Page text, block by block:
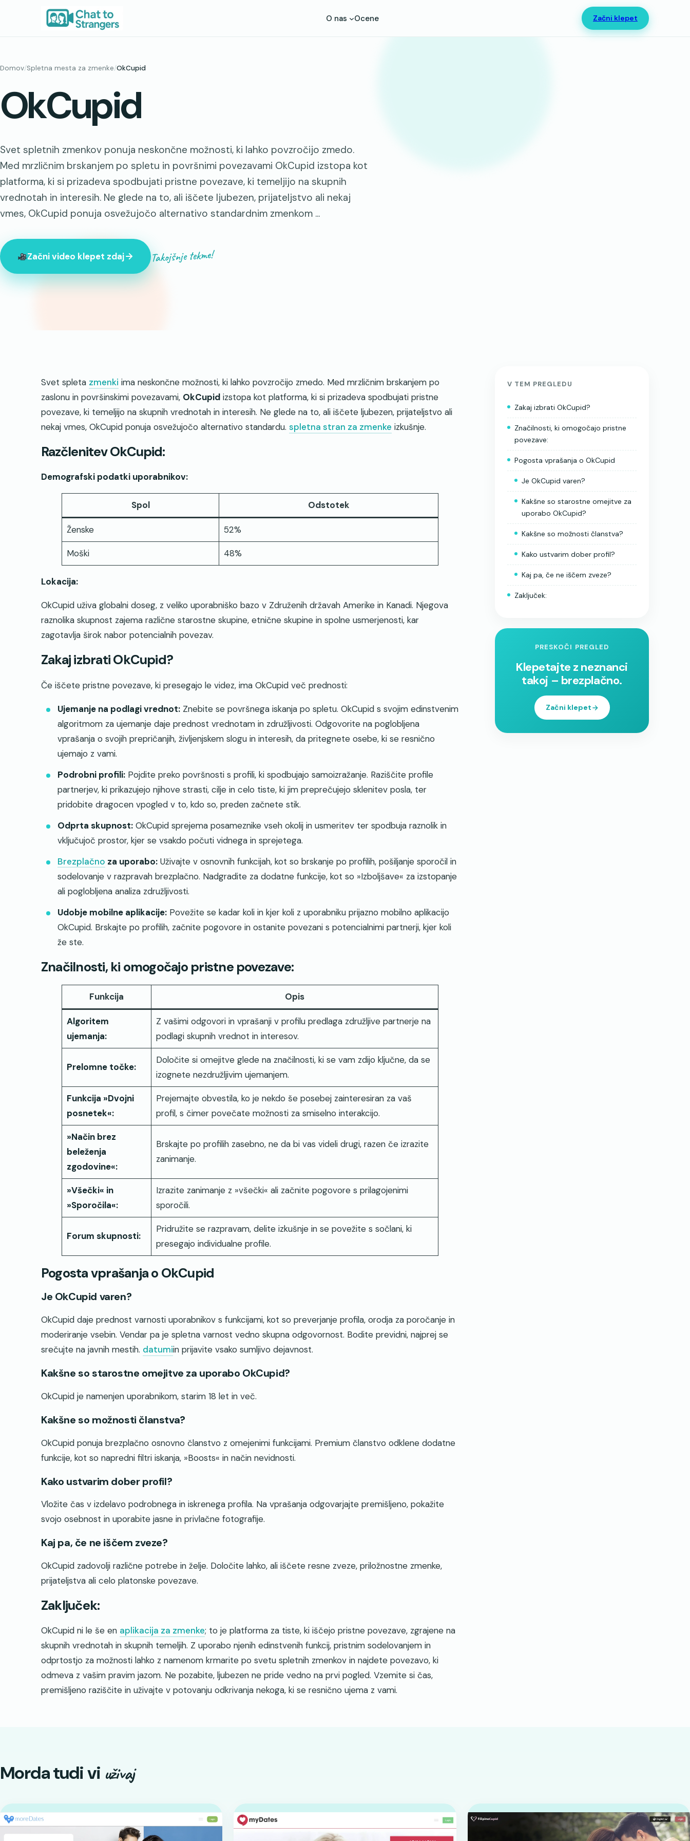
O nas Ocene Začni klepet
Domov/Spletna mesta za zmenke/OkCupid
OkCupid
Svet spletnih zmenkov ponuja neskončne možnosti, ki lahko povzročijo zmedo.
Med mrzličnim brskanjem po spletu in površnimi povezavami OkCupid izstopa kot
platforma, ki si prizadeva spodbujati pristne povezave, ki temeljijo na skupnih
vrednotah in interesih. Ne glede na to, ali iščete ljubezen, prijateljstvo ali nekaj
vmes, OkCupid ponuja osvežujočo alternativo standardnim zmenkom ...
Začni video klepet zdaj Takojšnje tekme!
Trenutno je na spletu 847 neznancev
Svet spleta zmenki ima neskončne možnosti, ki lahko povzročijo zmedo. Med mrzličnim brskanjem po
zaslonu in površinskimi povezavami, OkCupid izstopa kot platforma, ki si prizadeva spodbujati pristne
povezave, ki temeljijo na skupnih vrednotah in interesih. Ne glede na to, ali iščete ljubezen, prijateljstvo ali
nekaj vmes, OkCupid ponuja osvežujočo alternativo standardu. spletna stran za zmenke izkušnje.
Razčlenitev OkCupid:
Demografski podatki uporabnikov:
Spol Odstotek
Ženske 52%
Moški 48%
Lokacija:
OkCupid uživa globalni doseg, z veliko uporabniško bazo v Združenih državah Amerike in Kanadi. Njegova
raznolika skupnost zajema različne starostne skupine, etnične skupine in spolne usmerjenosti, kar
zagotavlja širok nabor potencialnih povezav.
Zakaj izbrati OkCupid?
Če iščete pristne povezave, ki presegajo le videz, ima OkCupid več prednosti:
Ujemanje na podlagi vrednot: Znebite se površnega iskanja po spletu. OkCupid s svojim edinstvenim
algoritmom za ujemanje daje prednost vrednotam in združljivosti. Odgovorite na poglobljena
vprašanja o svojih prepričanjih, življenjskem slogu in interesih, da pritegnete osebe, ki se resnično
ujemajo z vami.
Podrobni profili: Pojdite preko površnosti s profili, ki spodbujajo samoizražanje. Raziščite profile
partnerjev, ki prikazujejo njihove strasti, cilje in celo tiste, ki jim preprečujejo sklenitev posla, ter
pridobite dragocen vpogled v to, kdo so, preden začnete stik.
Odprta skupnost: OkCupid sprejema posameznike vseh okolij in usmeritev ter spodbuja raznolik in
vključujoč prostor, kjer se vsakdo počuti vidnega in sprejetega.
Brezplačno za uporabo: Uživajte v osnovnih funkcijah, kot so brskanje po profilih, pošiljanje sporočil in
sodelovanje v razpravah brezplačno. Nadgradite za dodatne funkcije, kot so »Izboljšave« za izstopanje
ali poglobljena analiza združljivosti.
Udobje mobilne aplikacije: Povežite se kadar koli in kjer koli z uporabniku prijazno mobilno aplikacijo
OkCupid. Brskajte po profilih, začnite pogovore in ostanite povezani s potencialnimi partnerji, kjer koli
že ste.
Značilnosti, ki omogočajo pristne povezave:
Funkcija Opis
Algoritem
ujemanja:
Z vašimi odgovori in vprašanji v profilu predlaga združljive partnerje na
podlagi skupnih vrednot in interesov.
Prelomne točke:
Določite si omejitve glede na značilnosti, ki se vam zdijo ključne, da se
izognete nezdružljivim ujemanjem.
Funkcija »Dvojni
posnetek«:
Prejemajte obvestila, ko je nekdo še posebej zainteresiran za vaš
profil, s čimer povečate možnosti za smiselno interakcijo.
»Način brez
beleženja
zgodovine«:
Brskajte po profilih zasebno, ne da bi vas videli drugi, razen če izrazite
zanimanje.
»Všečki« in
»Sporočila«:
Izrazite zanimanje z »všečki« ali začnite pogovore s prilagojenimi
sporočili.
Forum skupnosti:
Pridružite se razpravam, delite izkušnje in se povežite s sočlani, ki
presegajo individualne profile.
Pogosta vprašanja o OkCupid
Je OkCupid varen?
OkCupid daje prednost varnosti uporabnikov s funkcijami, kot so preverjanje profila, orodja za poročanje in
moderiranje vsebin. Vendar pa je spletna varnost vedno skupna odgovornost. Bodite previdni, najprej se
srečujte na javnih mestih. datumiin prijavite vsako sumljivo dejavnost.
Kakšne so starostne omejitve za uporabo OkCupid?
OkCupid je namenjen uporabnikom, starim 18 let in več.
Kakšne so možnosti članstva?
OkCupid ponuja brezplačno osnovno članstvo z omejenimi funkcijami. Premium članstvo odklene dodatne
funkcije, kot so napredni filtri iskanja, »Boosts« in način nevidnosti.
Kako ustvarim dober profil?
Vložite čas v izdelavo podrobnega in iskrenega profila. Na vprašanja odgovarjajte premišljeno, pokažite
svojo osebnost in uporabite jasne in privlačne fotografije.
Kaj pa, če ne iščem zveze?
OkCupid zadovolji različne potrebe in želje. Določite lahko, ali iščete resne zveze, priložnostne zmenke,
prijateljstva ali celo platonske povezave.
Zaključek:
OkCupid ni le še en aplikacija za zmenke; to je platforma za tiste, ki iščejo pristne povezave, zgrajene na
skupnih vrednotah in skupnih temeljih. Z uporabo njenih edinstvenih funkcij, pristnim sodelovanjem in
odprtostjo za možnosti lahko z namenom krmarite po svetu spletnih zmenkov in najdete povezavo, ki
odmeva z vašim pravim jazom. Ne pozabite, ljubezen ne pride vedno na prvi pogled. Vzemite si čas,
premišljeno raziščite in uživajte v potovanju odkrivanja nekoga, ki se resnično ujema z vami.
V TEM PREGLEDU
Zakaj izbrati OkCupid?
Značilnosti, ki omogočajo pristne
povezave:
Pogosta vprašanja o OkCupid
Je OkCupid varen?
Kakšne so starostne omejitve za
uporabo OkCupid?
Kakšne so možnosti članstva?
Kako ustvarim dober profil?
Kaj pa, če ne iščem zveze?
Zaključek:
PRESKOČI PREGLED
Klepetajte z neznanci
takoj – brezplačno.
Začni klepet
Morda tudi vi uživaj